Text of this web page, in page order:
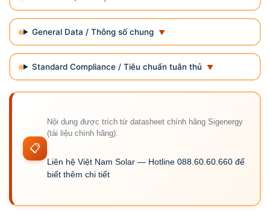
General Data / Thông số chung
Standard Compliance / Tiêu chuẩn tuân thủ
📋
Nội dung được trích từ datasheet chính hãng Sigenergy
(tài liệu chính hãng).
Liên hệ Việt Nam Solar — Hotline 088.60.60.660 để
biết thêm chi tiết